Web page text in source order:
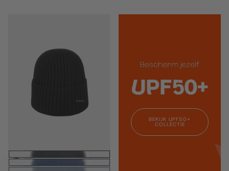
Ajouter au panier
BEKIJK UPF50+
COLLECTIE